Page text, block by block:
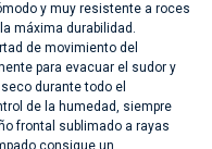
y muy resistente a roces
máxima durabilidad.
de movimiento del
para evacuar el sudor y
durante todo el
de la humedad, siempre
frontal sublimado a rayas